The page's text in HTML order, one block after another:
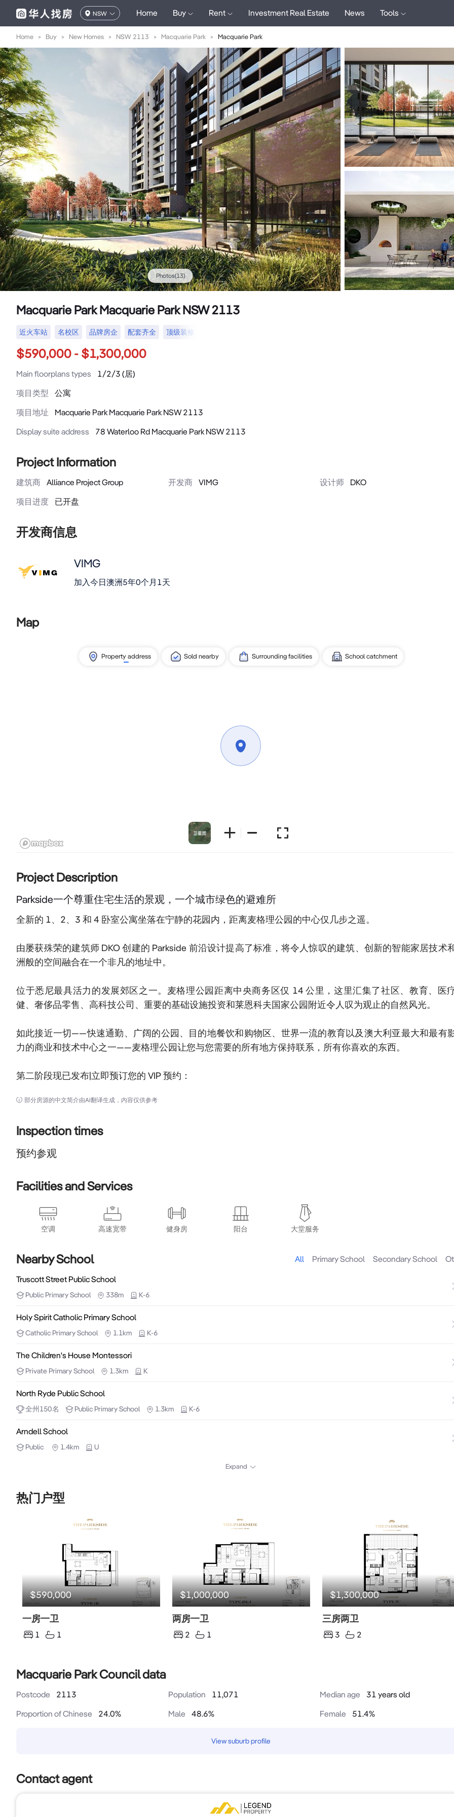
NSW Home Buy Rent Investment Real Estate News Tools
Home > Buy > New Homes > NSW 2113 > Macquarie Park > Macquarie Park
Photos(13)
Macquarie Park Macquarie Park NSW 2113
近火车站 名校区 品牌房企 配套齐全 顶级装修
$590,000 - $1,300,000
Main floorplans types
1/2/3 (居)
项目类型
公寓
项目地址
Macquarie Park Macquarie Park NSW 2113
Display suite address
78 Waterloo Rd Macquarie Park NSW 2113
Project Information
建筑商 Alliance Project Group 开发商 VIMG 设计师
DKO
项目进度
已开盘
开发商信息
VIMG
加入今日澳洲 5年0个月1天
Map
Property address Sold nearby Surrounding facilities School catchment
Project Description
Parkside一个尊重住宅生活的景观，一个城市绿色的避难所
全新的 1、2、3 和 4 卧室公寓坐落在宁静的花园内，距离麦格理公园的中心仅几步之遥。
由屡获殊荣的建筑师 DKO 创建的 Parkside 前沿设计提高了标准，将令人惊叹的建筑、创新的智能家居技术
洲般的空间融合在一个非凡的地址中。
位于悉尼最具活力的发展郊区之一。麦格理公园距离中央商务区仅 14 公里，这里汇集了社区、教育、医
健、奢侈品零售、高科技公司、重要的基础设施投资和莱恩科夫国家公园附近令人叹为观止的自然风光。
如此接近一切——快速通勤、广阔的公园、目的地餐饮和购物区、世界一流的教育以及澳大利亚最大和最有
力的商业和技术中心之一——麦格理公园让您与您需要的所有地方保持联系，所有你喜欢的东西。
第二阶段现已发布|立即预订您的 VIP 预约：
部分房源的中文简介由AI翻译生成，内容仅供参考
Inspection times
预约参观
Facilities and Services
空调 高速宽带 健身房 阳台 大堂服务
Nearby School All Primary School Secondary School
Truscott Street Public School
Public Primary School 338m K-6
Holy Spirit Catholic Primary School
Catholic Primary School 1.1km K-6
The Children's House Montessori
Private Primary School 1.3km K
North Ryde Public School
全州 150名 Public Primary School 1.3km K-6
Arndell School
Public 1.4km U
Expand
热门户型
$590,000
一房一卫
1 1
$1,000,000
两房一卫
2 1
$1,300,000
三房两卫
3 2
Macquarie Park Council data
Postcode 2113 Population 11,071 Median age
31 years old
Proportion of Chinese
24.0% Male 48.6% Female 51.4%
View suburb profile
Contact agent